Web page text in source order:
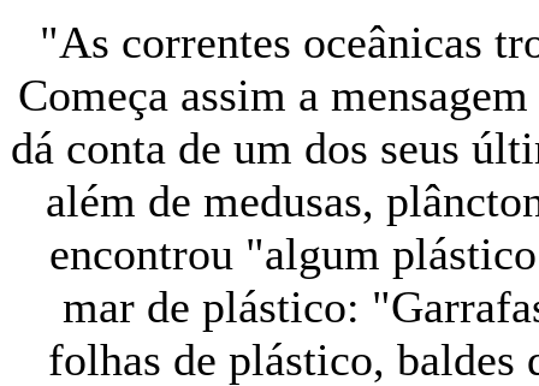
"As correntes oceânicas
Começa assim a
dá conta de um dos seus
além de medusas,
encontrou "algum
mar de plástico:
folhas de plástico, baldes